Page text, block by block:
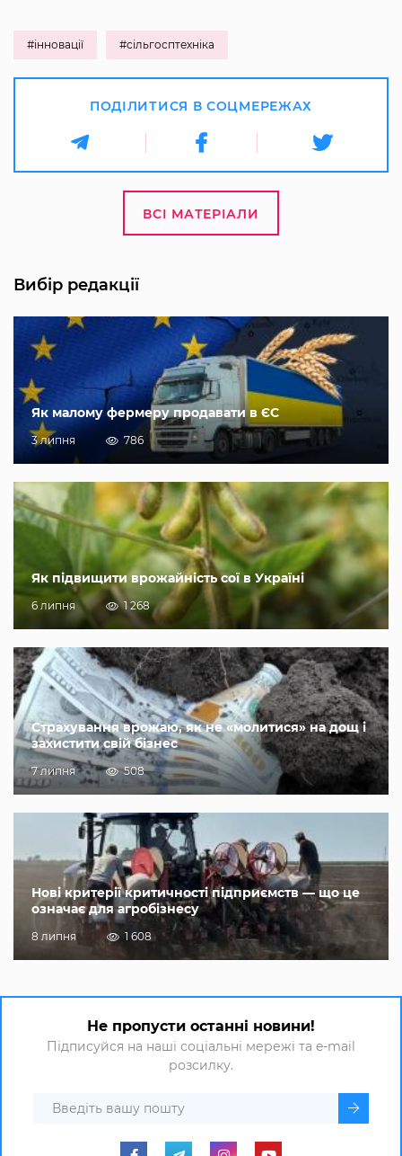
#інновації #сільгосптехніка
ПОДІЛИТИСЯ В СОЦМЕРЕЖАХ
ВСІ МАТЕРІАЛИ
Вибір редакції
Як малому фермеру продавати в ЄС
3 липня 786
Як підвищити врожайність сої в Україні
6 липня 1 268
Страхування врожаю, як не «молитися» на дощ і
захистити свій бізнес
7 липня 508
Нові критерії критичності підприємств — що це
означає для агробізнесу
8 липня 1 608
Не пропусти останні новини!
Підписуйся на наші соціальні мережі та e-mail
розсилку.